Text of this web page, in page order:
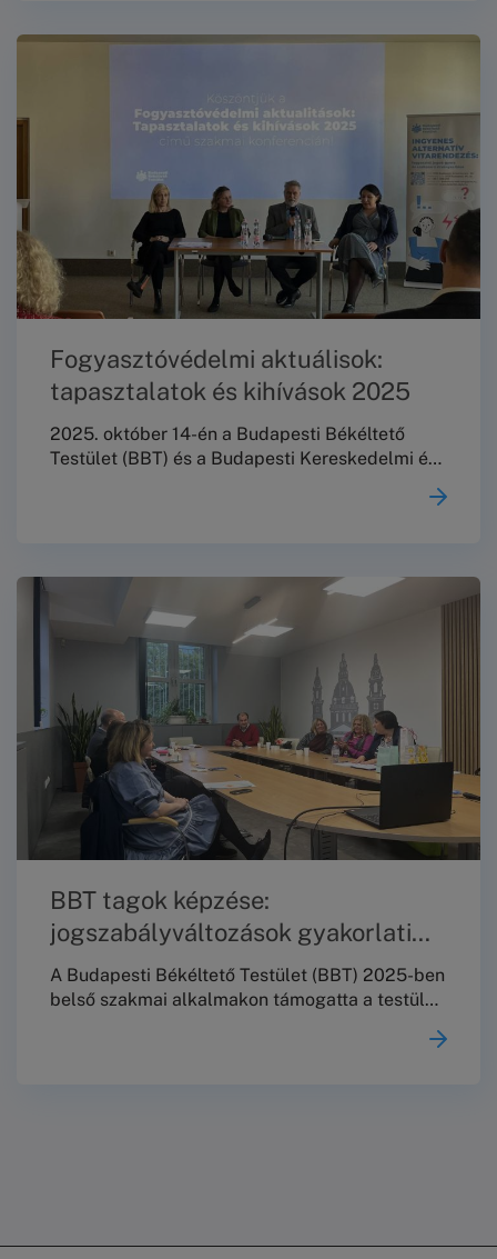
Művelődési Ház dísztermében a FAIRCOMADR
program eredményeinek összegzésére
is.Szakmai zárókonferencia a FAIRCOMADR
Fogyasztóvédelmi aktuálisok:
tapasztalatok és kihívások 2025
2025. október 14-én a Budapesti Békéltető
Testület (BBT) és a Budapesti Kereskedelmi és
terület meghatározó szereplőit hívta közös
gondolkodásra, kiemelt célként az alternatív
vitarendezés (AVR) hazai hálózati
együttműködésének erősítését, a
tudásmegosztást, valamint a szakmai kohézió
és az egységesebb jogalkalmazási szemlélet
támogatását.
BBT tagok képzése:
jogszabályváltozások gyakorlati
követése 2025-ben
A Budapesti Békéltető Testület (BBT) 2025-ben
belső szakmai alkalmakon támogatta a testületi